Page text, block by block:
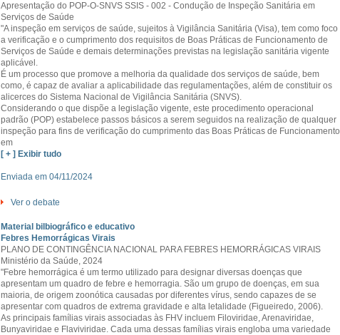
Apresentação do POP-O-SNVS SSIS - 002 - Condução de Inspeção Sanitária em
Serviços de Saúde
"A inspeção em serviços de saúde, sujeitos à Vigilância Sanitária (Visa), tem como foco
a verificação e o cumprimento dos requisitos de Boas Práticas de Funcionamento de
Serviços de Saúde e demais determinações previstas na legislação sanitária vigente
aplicável.
É um processo que promove a melhoria da qualidade dos serviços de saúde, bem
como, é capaz de avaliar a aplicabilidade das regulamentações, além de constituir os
alicerces do Sistema Nacional de Vigilância Sanitária (SNVS).
Considerando o que dispõe a legislação vigente, este procedimento operacional
padrão (POP) estabelece passos básicos a serem seguidos na realização de qualquer
inspeção para fins de verificação do cumprimento das Boas Práticas de Funcionamento
em
[ + ] Exibir tudo
Enviada em 04/11/2024
Ver o debate
Material bilbiográfico e educativo
Febres Hemorrágicas Virais
PLANO DE CONTINGÊNCIA NACIONAL PARA FEBRES HEMORRÁGICAS VIRAIS
Ministério da Saúde, 2024
"Febre hemorrágica é um termo utilizado para designar diversas doenças que
apresentam um quadro de febre e hemorragia. São um grupo de doenças, em sua
maioria, de origem zoonótica causadas por diferentes vírus, sendo capazes de se
apresentar com quadros de extrema gravidade e alta letalidade (Figueiredo, 2006).
As principais famílias virais associadas às FHV incluem Filoviridae, Arenaviridae,
Bunyaviridae e Flaviviridae. Cada uma dessas famílias virais engloba uma variedade